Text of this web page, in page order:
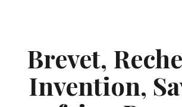
Brevet,
Invention,